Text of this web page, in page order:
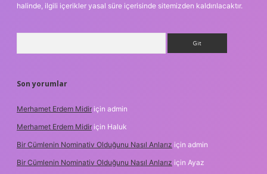
halinde, ilgili içerikler yasal süre içerisinde sitemizden kaldırılacaktır.
Son yorumlar
Merhamet Erdem Midir için admin
Merhamet Erdem Midir için Haluk
Bir Cümlenin Nominativ Olduğunu Nasıl Anlarız için admin
Bir Cümlenin Nominativ Olduğunu Nasıl Anlarız için Ayaz